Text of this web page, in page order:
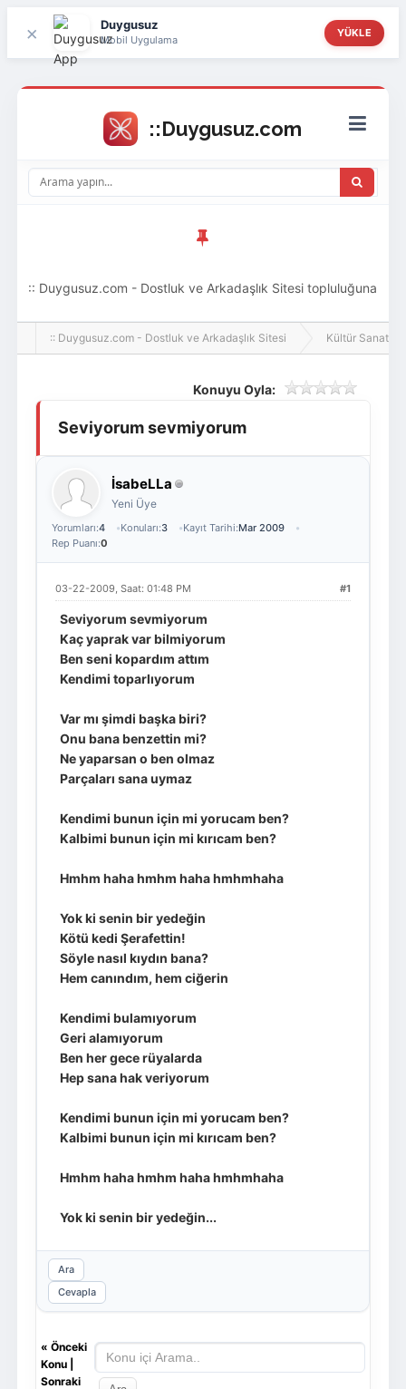
× Duygusuz
Mobil Uygulama
YÜKLE
Giriş Yap
:: Duygusuz.com - Dostluk ve Arkadaşlık Sitesi topluluğuna
hoş geldin ziyaretçi! Aramıza katılmak istersen kayıt
:: Duygusuz.com - Dostluk ve Arkadaşlık Sitesi Kültür Sanat
Konuyu Oyla:
Seviyorum sevmiyorum
İsabeLLa
Yeni Üye
Yorumları:4 Konuları:3 Kayıt Tarihi:Mar 2009
Rep Puanı:0
#1
03-22-2009, Saat: 01:48 PM
Seviyorum sevmiyorum
Kaç yaprak var bilmiyorum
Ben seni kopardım attım
Kendimi toparlıyorum
Var mı şimdi başka biri?
Onu bana benzettin mi?
Ne yaparsan o ben olmaz
Parçaları sana uymaz
Kendimi bunun için mi yorucam ben?
Kalbimi bunun için mi kırıcam ben?
Hmhm haha hmhm haha hmhmhaha
Yok ki senin bir yedeğin
Kötü kedi Şerafettin!
Söyle nasıl kıydın bana?
Hem canındım, hem ciğerin
Kendimi bulamıyorum
Geri alamıyorum
Ben her gece rüyalarda
Hep sana hak veriyorum
Kendimi bunun için mi yorucam ben?
Kalbimi bunun için mi kırıcam ben?
Hmhm haha hmhm haha hmhmhaha
Yok ki senin bir yedeğin...
Ara
Cevapla
« Önceki
Konu|
Sonraki